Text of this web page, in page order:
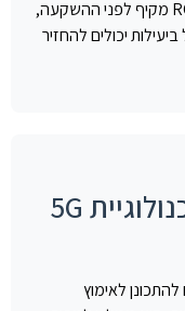
המכשירים. חיימוביץ' ממליץ לבצע ניתוח ROI מקיף לפני ההשקעה,
יכולים להחזיר
כיצד להתכונן לאימוץ טכנולוגיית 5G
לאימוץ